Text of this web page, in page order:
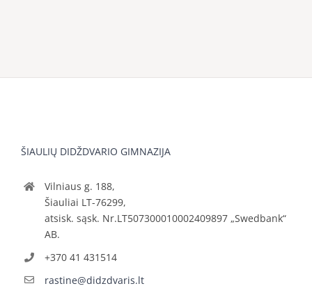
ŠIAULIŲ DIDŽDVARIO GIMNAZIJA
Vilniaus g. 188,
Šiauliai LT-76299,
atsisk. sąsk. Nr.LT507300010002409897 „Swedbank“
AB.
+370 41 431514
rastine@didzdvaris.lt